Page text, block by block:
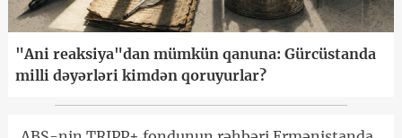
"Ani reaksiya"dan mümkün qanuna: Gürcüstanda
milli dəyərləri kimdən qoruyurlar?